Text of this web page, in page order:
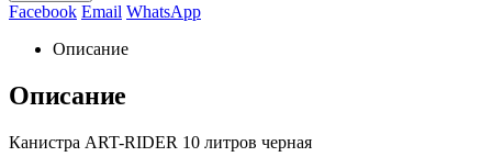
Facebook Email WhatsApp
Описание
Описание
Канистра ART-RIDER 10 литров черная